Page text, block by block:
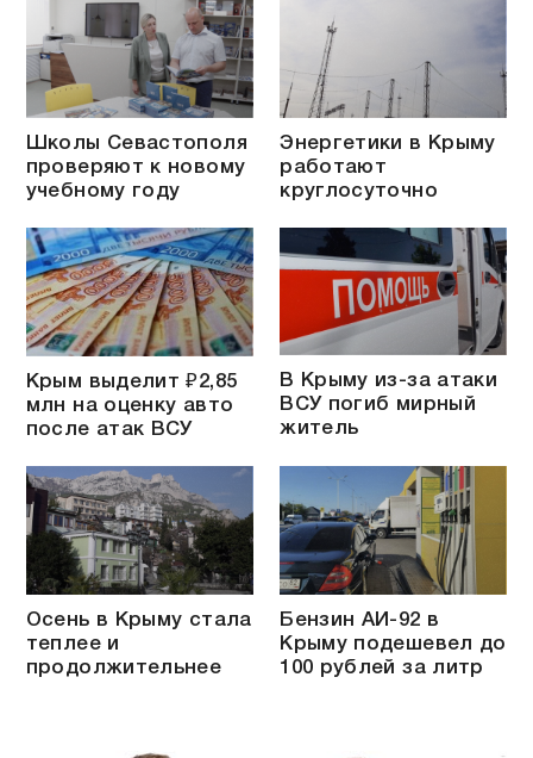
Школы Севастополя
проверяют к новому
учебному году
Энергетики в Крыму
работают
круглосуточно
Крым выделит ₽2,85
млн на оценку авто
после атак ВСУ
В Крыму из-за атаки
ВСУ погиб мирный
житель
Осень в Крыму стала
теплее и
продолжительнее
Бензин АИ-92 в
Крыму подешевел до
100 рублей за литр